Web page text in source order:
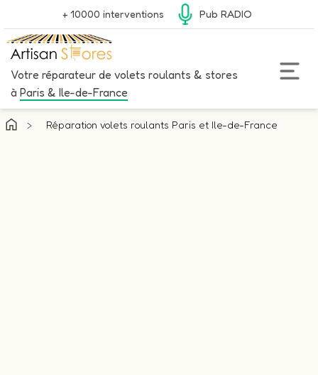
+ 10000 interventions Pub RADIO
Votre réparateur de volets roulants & stores
à Paris & Ile-de-France
> Réparation volets roulants Paris et Ile-de-France